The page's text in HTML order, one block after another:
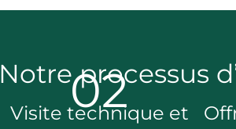
Notre processus
02
Visite technique et